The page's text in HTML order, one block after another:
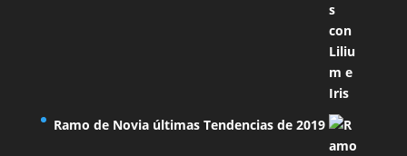
Ramo de Novia últimas Tendencias de 2019